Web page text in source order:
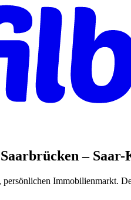
– Saar-
persönlichen Immobilienmarkt.